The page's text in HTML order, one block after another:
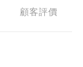
顧客評價